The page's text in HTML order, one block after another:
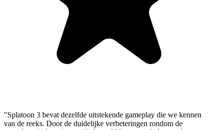
"Splatoon 3 bevat dezelfde uitstekende gameplay die we kennen
van de reeks. Door de duidelijke verbeteringen rondom de